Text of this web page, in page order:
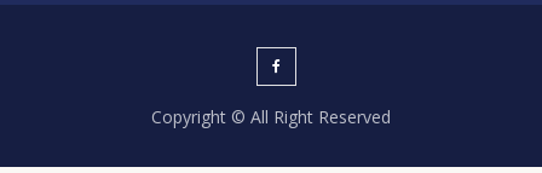
Copyright © All Right Reserved